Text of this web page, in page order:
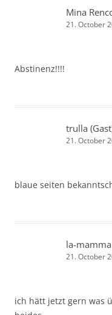
Mina
21. October
Abstinenz!!!!
trulla
21. October
blaue seiten
la-mamma
21. October
ich hätt jetzt gern was